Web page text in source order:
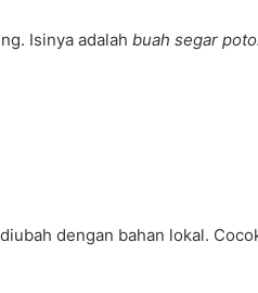
Isinya adalah buah segar
dengan bahan lokal.